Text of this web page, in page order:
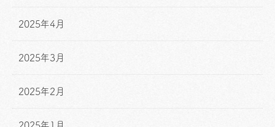
2025年4月
2025年3月
2025年2月